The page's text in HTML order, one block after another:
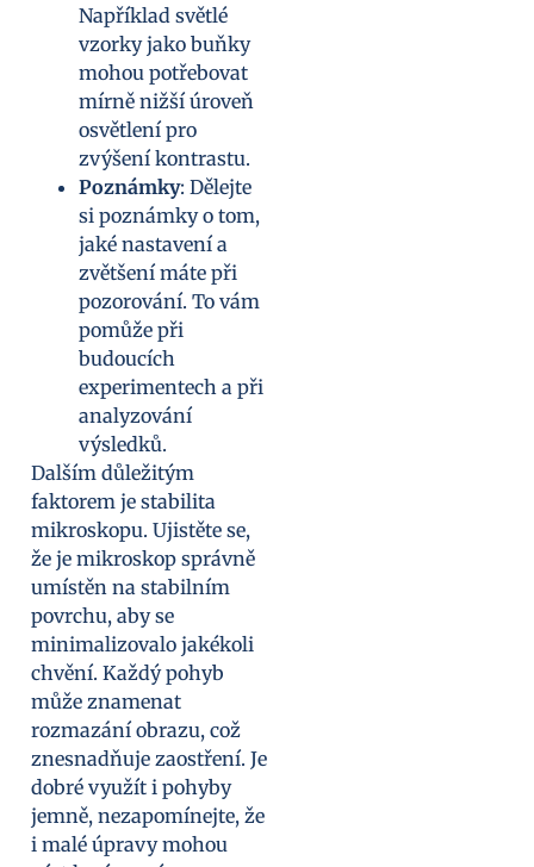
Například světlé
vzorky jako buňky
mohou potřebovat
mírně nižší úroveň
osvětlení pro
zvýšení kontrastu.
Poznámky: Dělejte
si poznámky o tom,
jaké nastavení a
zvětšení máte při
pozorování. To vám
pomůže při
budoucích
experimentech a při
analyzování
výsledků.
Dalším důležitým
faktorem je stabilita
mikroskopu. Ujistěte se,
že je mikroskop správně
umístěn na stabilním
povrchu, aby se
minimalizovalo jakékoli
chvění. Každý pohyb
může znamenat
rozmazání obrazu, což
znesnadňuje zaostření. Je
dobré využít i pohyby
jemně, nezapomínejte, že
i malé úpravy mohou